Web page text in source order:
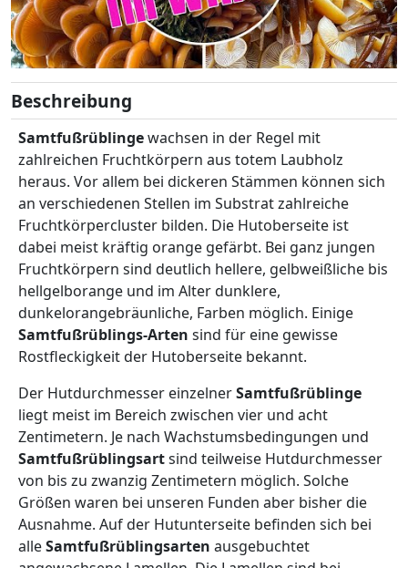
Beschreibung
Samtfußrüblingewachsen in der Regel mit
zahlreichen Fruchtkörpern aus totem Laubholz
heraus. Vor allem bei dickeren Stämmen können sich
an verschiedenen Stellen im Substrat zahlreiche
Fruchtkörpercluster bilden. Die Hutoberseite ist
dabei meist kräftig orange gefärbt. Bei ganz jungen
Fruchtkörpern sind deutlich hellere, gelbweißliche bis
hellgelborange und im Alter dunklere,
dunkelorangebräunliche, Farben möglich. Einige
Samtfußrüblings-Arten sind für eine gewisse
Rostfleckigkeit der Hutoberseite bekannt.
Der Hutdurchmesser einzelnerSamtfußrüblinge
liegt meist im Bereich zwischen vier und acht
Zentimetern. Je nach Wachstumsbedingungen und
Samtfußrüblingsartsind teilweise Hutdurchmesser
von bis zu zwanzig Zentimetern möglich. Solche
Größen waren bei unseren Funden aber bisher die
Ausnahme. Auf der Hutunterseite befinden sich bei
alleSamtfußrüblingsarten ausgebuchtet